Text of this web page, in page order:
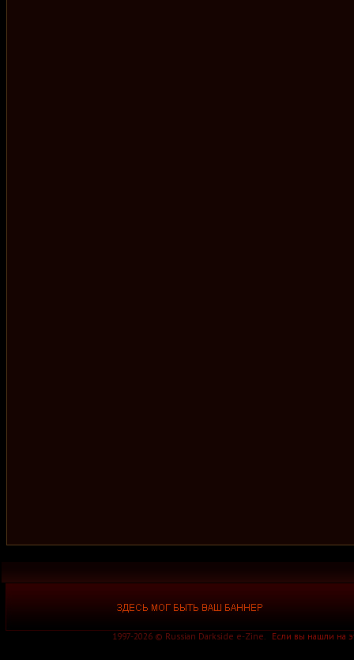
1997-2026 © Russian Darkside e-Zine. Если вы нашли на